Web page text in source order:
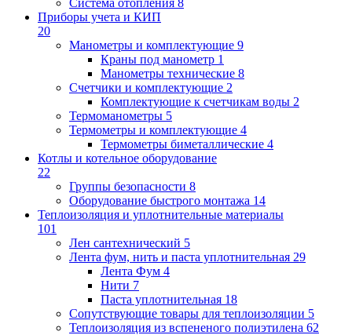
Приборы учета и КИП
20
Манометры и комплектующие 9
Краны под манометр 1
Манометры технические 8
Счетчики и комплектующие 2
Комплектующие к счетчикам воды 2
Термоманометры 5
Термометры и комплектующие 4
Термометры биметаллические 4
Котлы и котельное оборудование
22
Группы безопасности 8
Оборудование быстрого монтажа 14
Теплоизоляция и уплотнительные материалы
101
Лен сантехнический 5
Лента фум, нить и паста уплотнительная 29
Лента Фум 4
Нити 7
Паста уплотнительная 18
Сопутствующие товары для теплоизоляции 5
Теплоизоляция из вспененого полиэтилена 62